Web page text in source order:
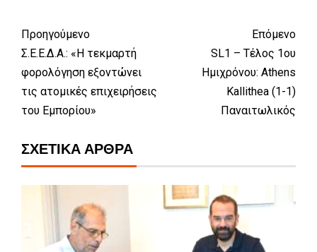
Προηγούμενο
Σ.Ε.Ε.Δ.Α.: «Η τεκμαρτή
φορολόγηση εξοντώνει
τις ατομικές επιχειρήσεις
του Εμπορίου»
Επόμενο
SL1 – Τέλος 1ου
Ημιχρόνου: Athens
Kallithea (1-1)
Παναιτωλικός
ΣΧΕΤΙΚΆ ΆΡΘΡΑ